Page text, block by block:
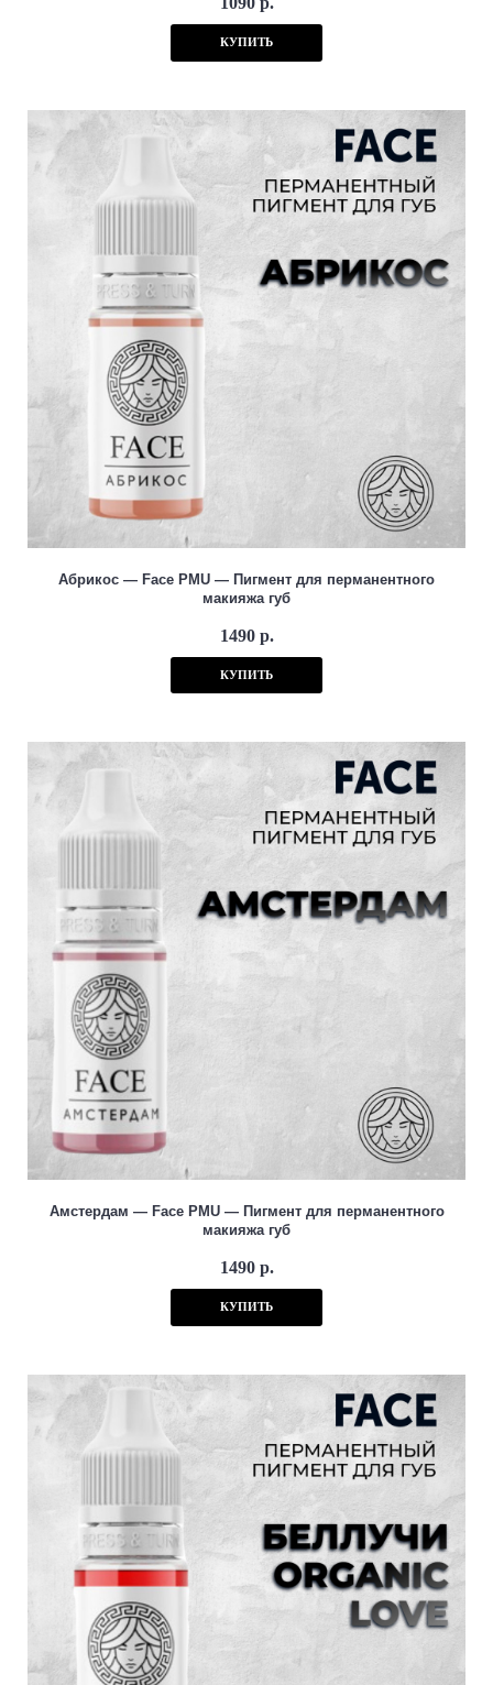
КУПИТЬ
Абрикос — Face PMU — Пигмент для перманентного
макияжа губ
1490 р.
КУПИТЬ
Амстердам — Face PMU — Пигмент для перманентного
макияжа губ
1490 р.
КУПИТЬ